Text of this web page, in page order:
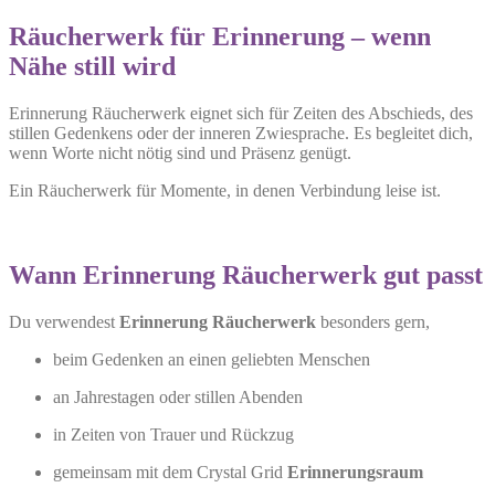
Räucherwerk für Erinnerung – wenn
Nähe still wird
Erinnerung Räucherwerk eignet sich für Zeiten des Abschieds, des
stillen Gedenkens oder der inneren Zwiesprache. Es begleitet dich,
wenn Worte nicht nötig sind und Präsenz genügt.
Ein Räucherwerk für Momente, in denen Verbindung leise ist.
Wann Erinnerung Räucherwerk gut passt
Du verwendest Erinnerung Räucherwerk besonders gern,
beim Gedenken an einen geliebten Menschen
an Jahrestagen oder stillen Abenden
in Zeiten von Trauer und Rückzug
gemeinsam mit dem Crystal Grid Erinnerungsraum